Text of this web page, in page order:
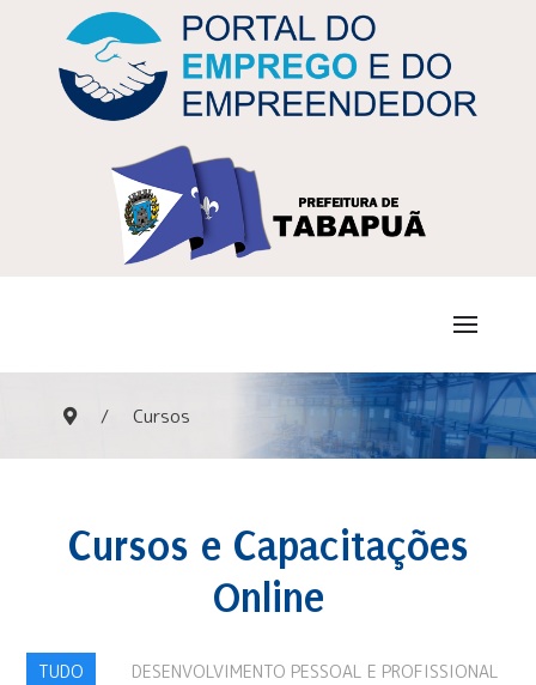
Cursos
Cursos e Capacitações
Online
TUDO
DESENVOLVIMENTO PESSOAL E PROFISSIONAL